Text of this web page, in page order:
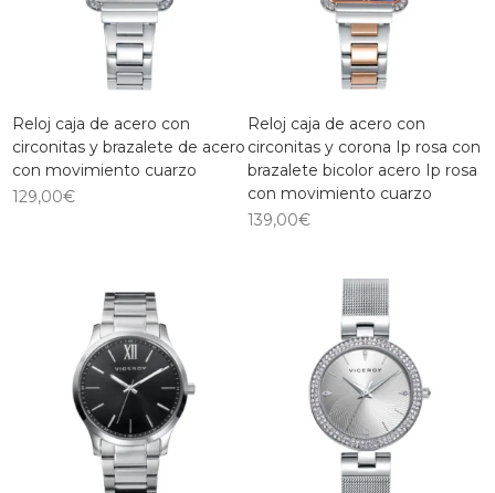
Reloj caja de acero con
circonitas y brazalete de acero
con movimiento cuarzo
129,00€
Reloj caja de acero con
circonitas y corona Ip rosa con
brazalete bicolor acero Ip rosa
con movimiento cuarzo
139,00€